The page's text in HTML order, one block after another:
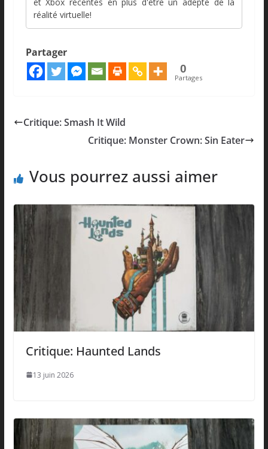
réalité virtuelle!
Partager
0
Partages
Critique: Smash It Wild
Critique: Monster Crown: Sin Eater
Vous pourrez aussi aimer
Critique: Haunted Lands
13 juin 2026